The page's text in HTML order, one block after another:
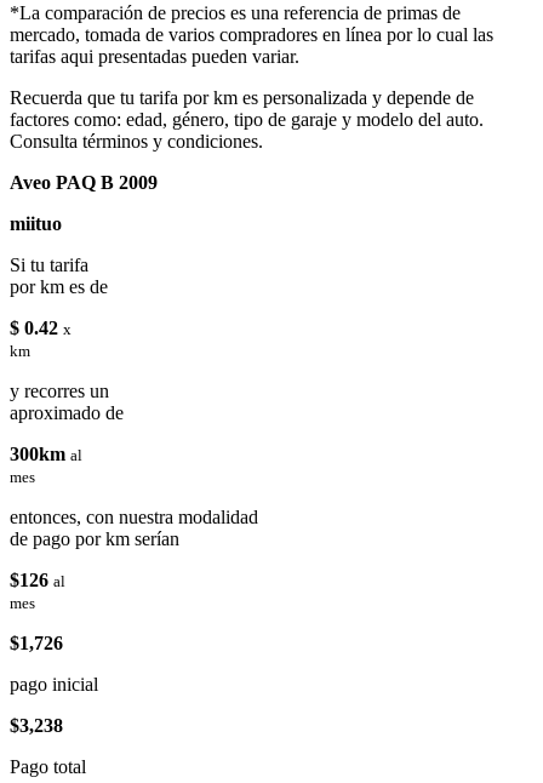
*La comparación de precios es una referencia de primas de
mercado, tomada de varios compradores en línea por lo cual las
tarifas aqui presentadas pueden variar.
Recuerda que tu tarifa por km es personalizada y depende de
factores como: edad, género, tipo de garaje y modelo del auto.
Consulta términos y condiciones.
Aveo PAQ B 2009
miituo
Si tu tarifa
por km es de
$ 0.42 x
km
y recorres un
aproximado de
300km al
mes
entonces, con nuestra modalidad
de pago por km serían
$126 al
mes
$1,726
pago inicial
$3,238
Pago total